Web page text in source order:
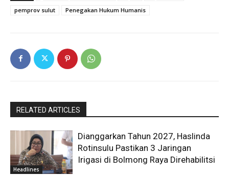
pemprov sulut
Penegakan Hukum Humanis
RELATED ARTICLES
Headlines
Dianggarkan Tahun 2027, Haslinda
Rotinsulu Pastikan 3 Jaringan
Irigasi di Bolmong Raya Direhabilitsi